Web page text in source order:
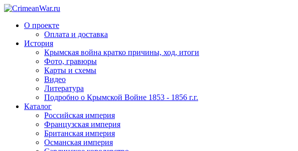
О проекте
Оплата и доставка
История
Крымская война кратко причины, ход, итоги
Фото, гравюры
Карты и схемы
Видео
Литература
Подробно о Крымской Войне 1853 - 1856 г.г.
Каталог
Российская империя
Французская империя
Британская империя
Османская империя